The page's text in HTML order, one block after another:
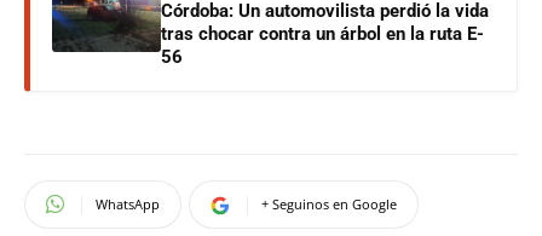
Córdoba: Un automovilista perdió la vida
tras chocar contra un árbol en la ruta E-
56
WhatsApp + Seguinos en Google